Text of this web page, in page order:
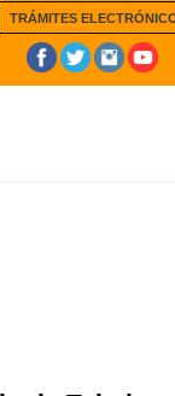
TRÁMITES